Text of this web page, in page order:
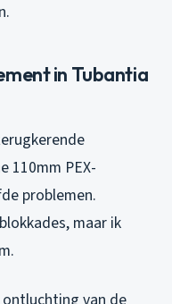
in Tubantia
110mm PEX-
problemen.
maar ik